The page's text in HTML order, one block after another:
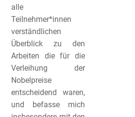
alle
Teilnehmer*innen
verständlichen
Überblick zu den
Arbeiten die für die
Verleihung der
Nobelpreise
entscheidend waren,
und befasse mich